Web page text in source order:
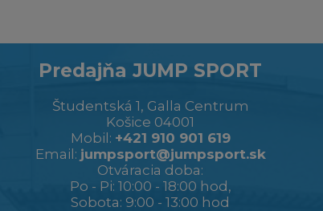
Predajňa JUMP SPORT
Študentská 1, Galla Centrum
Košice 04001
Mobil: +421 910 901 619
Email: jumpsport@jumpsport.sk
Otváracia doba:
Po - Pi: 10:00 - 18:00 hod,
Sobota: 9:00 - 13:00 hod